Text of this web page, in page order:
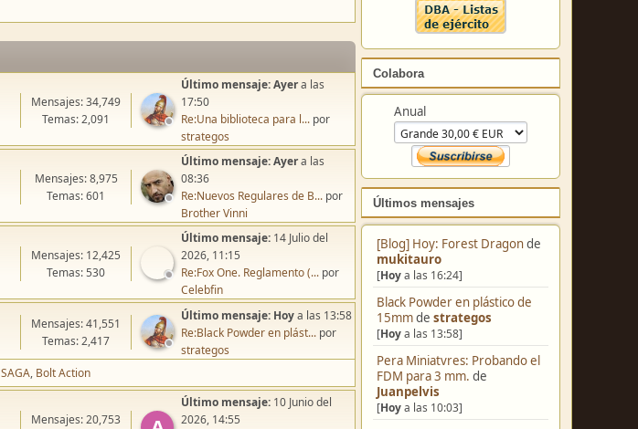
Colabora
Anual
Últimos mensajes
[Blog] Hoy: Forest Dragonde
mukitauro
[Hoya las 16:24]
Black Powder en plástico de
15mmde strategos
[Hoya las 13:58]
Pera Miniatvres: Probando el
FDM para 3 mm. de
Juanpelvis
[Hoya las 10:03]
Mensajes: 34,749
Temas: 2,091
Último mensaje:Ayera las
17:50
Re:Una biblioteca para l... por
strategos
Mensajes: 8,975
Temas: 601
Último mensaje:Ayera las
08:36
Re:Nuevos Regulares de B... por
Brother Vinni
Mensajes: 12,425
Temas: 530
Último mensaje: 14 Julio del
2026, 11:15
Re:Fox One. Reglamento (... por
Celebfin
Mensajes: 41,551
Temas: 2,417
Último mensaje: Hoya las 13:58
Re:Black Powder en plást... por
strategos
SAGA Bolt Action
Mensajes: 20,753
Último mensaje: 10 Junio del
2026, 14:55